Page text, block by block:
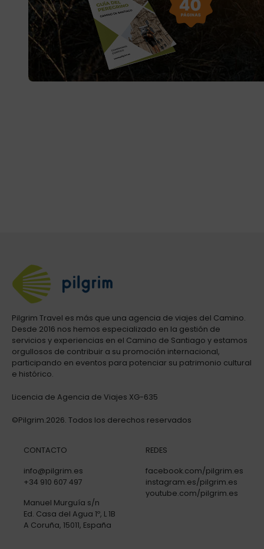
Pilgrim Travel es más que una agencia de viajes del Camino.
Desde 2016 nos hemos especializado en la gestión de
servicios y experiencias en el Camino de Santiago y estamos
orgullosos de contribuir a su promoción internacional,
participando en eventos para potenciar su patrimonio cultural
e histórico.
Licencia de Agencia de Viajes XG-635
©Pilgrim.2026. Todos los derechos reservados
CONTACTO
info@pilgrim.es
+34 910 607 497
Manuel Murguía s/n
Ed. Casa del Agua 1º, L 1B
A Coruña, 15011, España
REDES
facebook.com/pilgrim.es
instagram.es/pilgrim.es
youtube.com/pilgrim.es